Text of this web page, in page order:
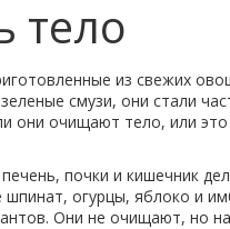
тело
из свежих
зеленые смузи, они стали
они очищают тело, или
почки и кишечник
огурцы, яблоко и
Они не очищают, но